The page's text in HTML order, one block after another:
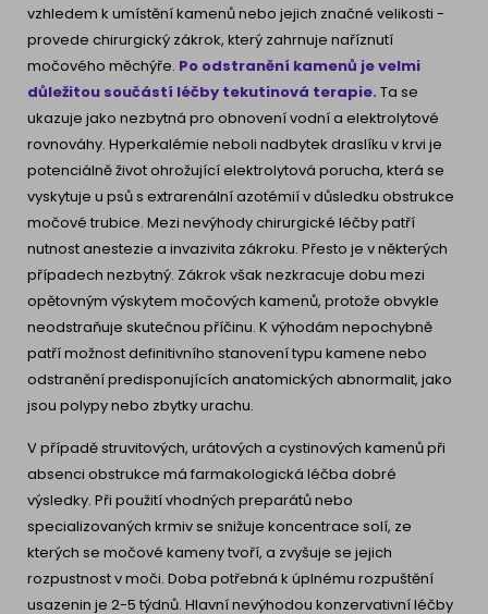
vzhledem k umístění kamenů nebo jejich značné velikosti -
provede chirurgický zákrok, který zahrnuje naříznutí
močového měchýře. Po odstranění kamenů je velmi
důležitou součástí léčby tekutinová terapie. Ta se
ukazuje jako nezbytná pro obnovení vodní a elektrolytové
rovnováhy. Hyperkalémie neboli nadbytek draslíku v krvi je
potenciálně život ohrožující elektrolytová porucha, která se
vyskytuje u psů s extrarenální azotémií v důsledku obstrukce
močové trubice. Mezi nevýhody chirurgické léčby patří
nutnost anestezie a invazivita zákroku. Přesto je v některých
případech nezbytný. Zákrok však nezkracuje dobu mezi
opětovným výskytem močových kamenů, protože obvykle
neodstraňuje skutečnou příčinu. K výhodám nepochybně
patří možnost definitivního stanovení typu kamene nebo
odstranění predisponujících anatomických abnormalit, jako
jsou polypy nebo zbytky urachu.
V případě struvitových, urátových a cystinových kamenů při
absenci obstrukce má farmakologická léčba dobré
výsledky. Při použití vhodných preparátů nebo
specializovaných krmiv se snižuje koncentrace solí, ze
kterých se močové kameny tvoří, a zvyšuje se jejich
rozpustnost v moči. Doba potřebná k úplnému rozpuštění
usazenin je 2-5 týdnů. Hlavní nevýhodou konzervativní léčby